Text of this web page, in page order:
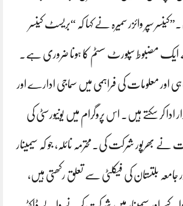
سپر وائزر سمیرہ نے کہا کہ “بریسٹ کینسر
مضبوط سپورٹ سسٹم کا ہونا ضروری ہے۔
اور معلومات کی فراہمی میں سماجی ادارے اور
ادا کر سکتے ہیں۔ اس پروگرام میں یونیورسٹی کی
نے بھرپور شرکت کی۔محترمہ نائلہ، جو کہ سیمینار
بلتستان کی فیکلٹی سے تعلق رکھتی ہیں،